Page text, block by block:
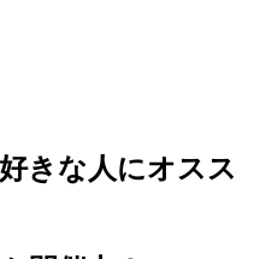
きな人にオスス